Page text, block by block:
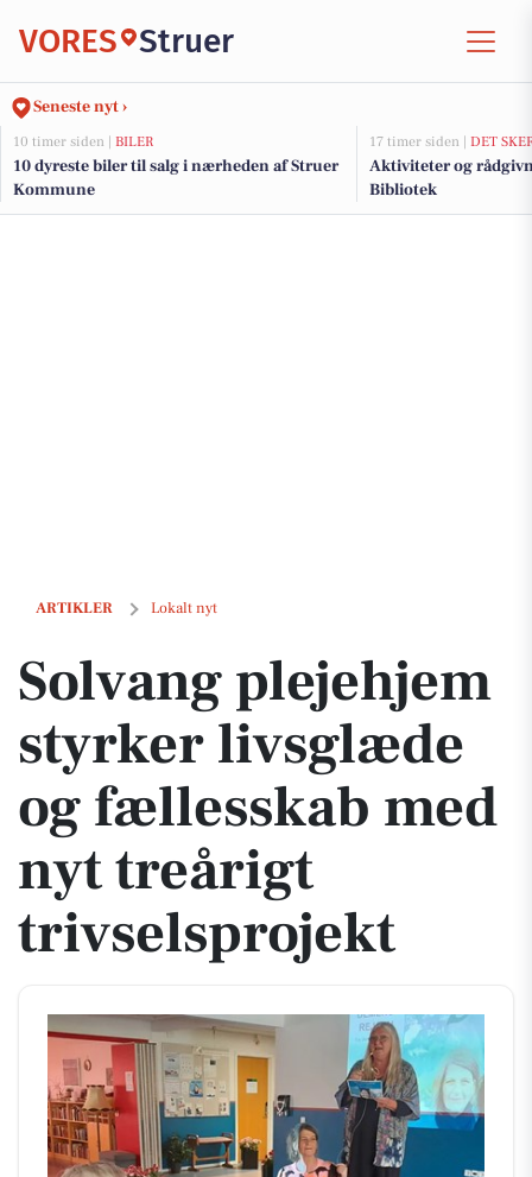
VORES Struer
Seneste nyt ›
10 timer siden | BILER
10 dyreste biler til salg i nærheden af Struer
Kommune
17 timer siden | DET
Aktiviteter og
Bibliotek
ARTIKLER Lokalt nyt
Solvang plejehjem styrker livsglæde og fællesskab med nyt treårigt
Solvang plejehjem
styrker livsglæde
og fællesskab med
nyt treårigt
trivselsprojekt